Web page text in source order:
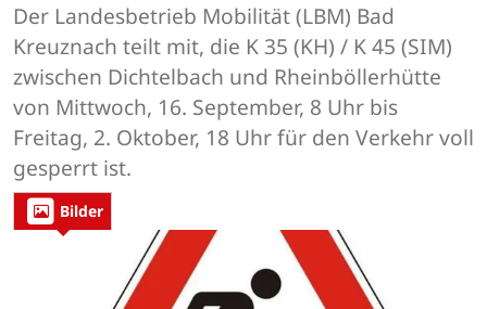
Der Landesbetrieb Mobilität (LBM) Bad
Kreuznach teilt mit, die K 35 (KH) / K 45 (SIM)
zwischen Dichtelbach und Rheinböllerhütte
von Mittwoch, 16. September, 8 Uhr bis
Freitag, 2. Oktober, 18 Uhr für den Verkehr voll
gesperrt ist.
Bilder